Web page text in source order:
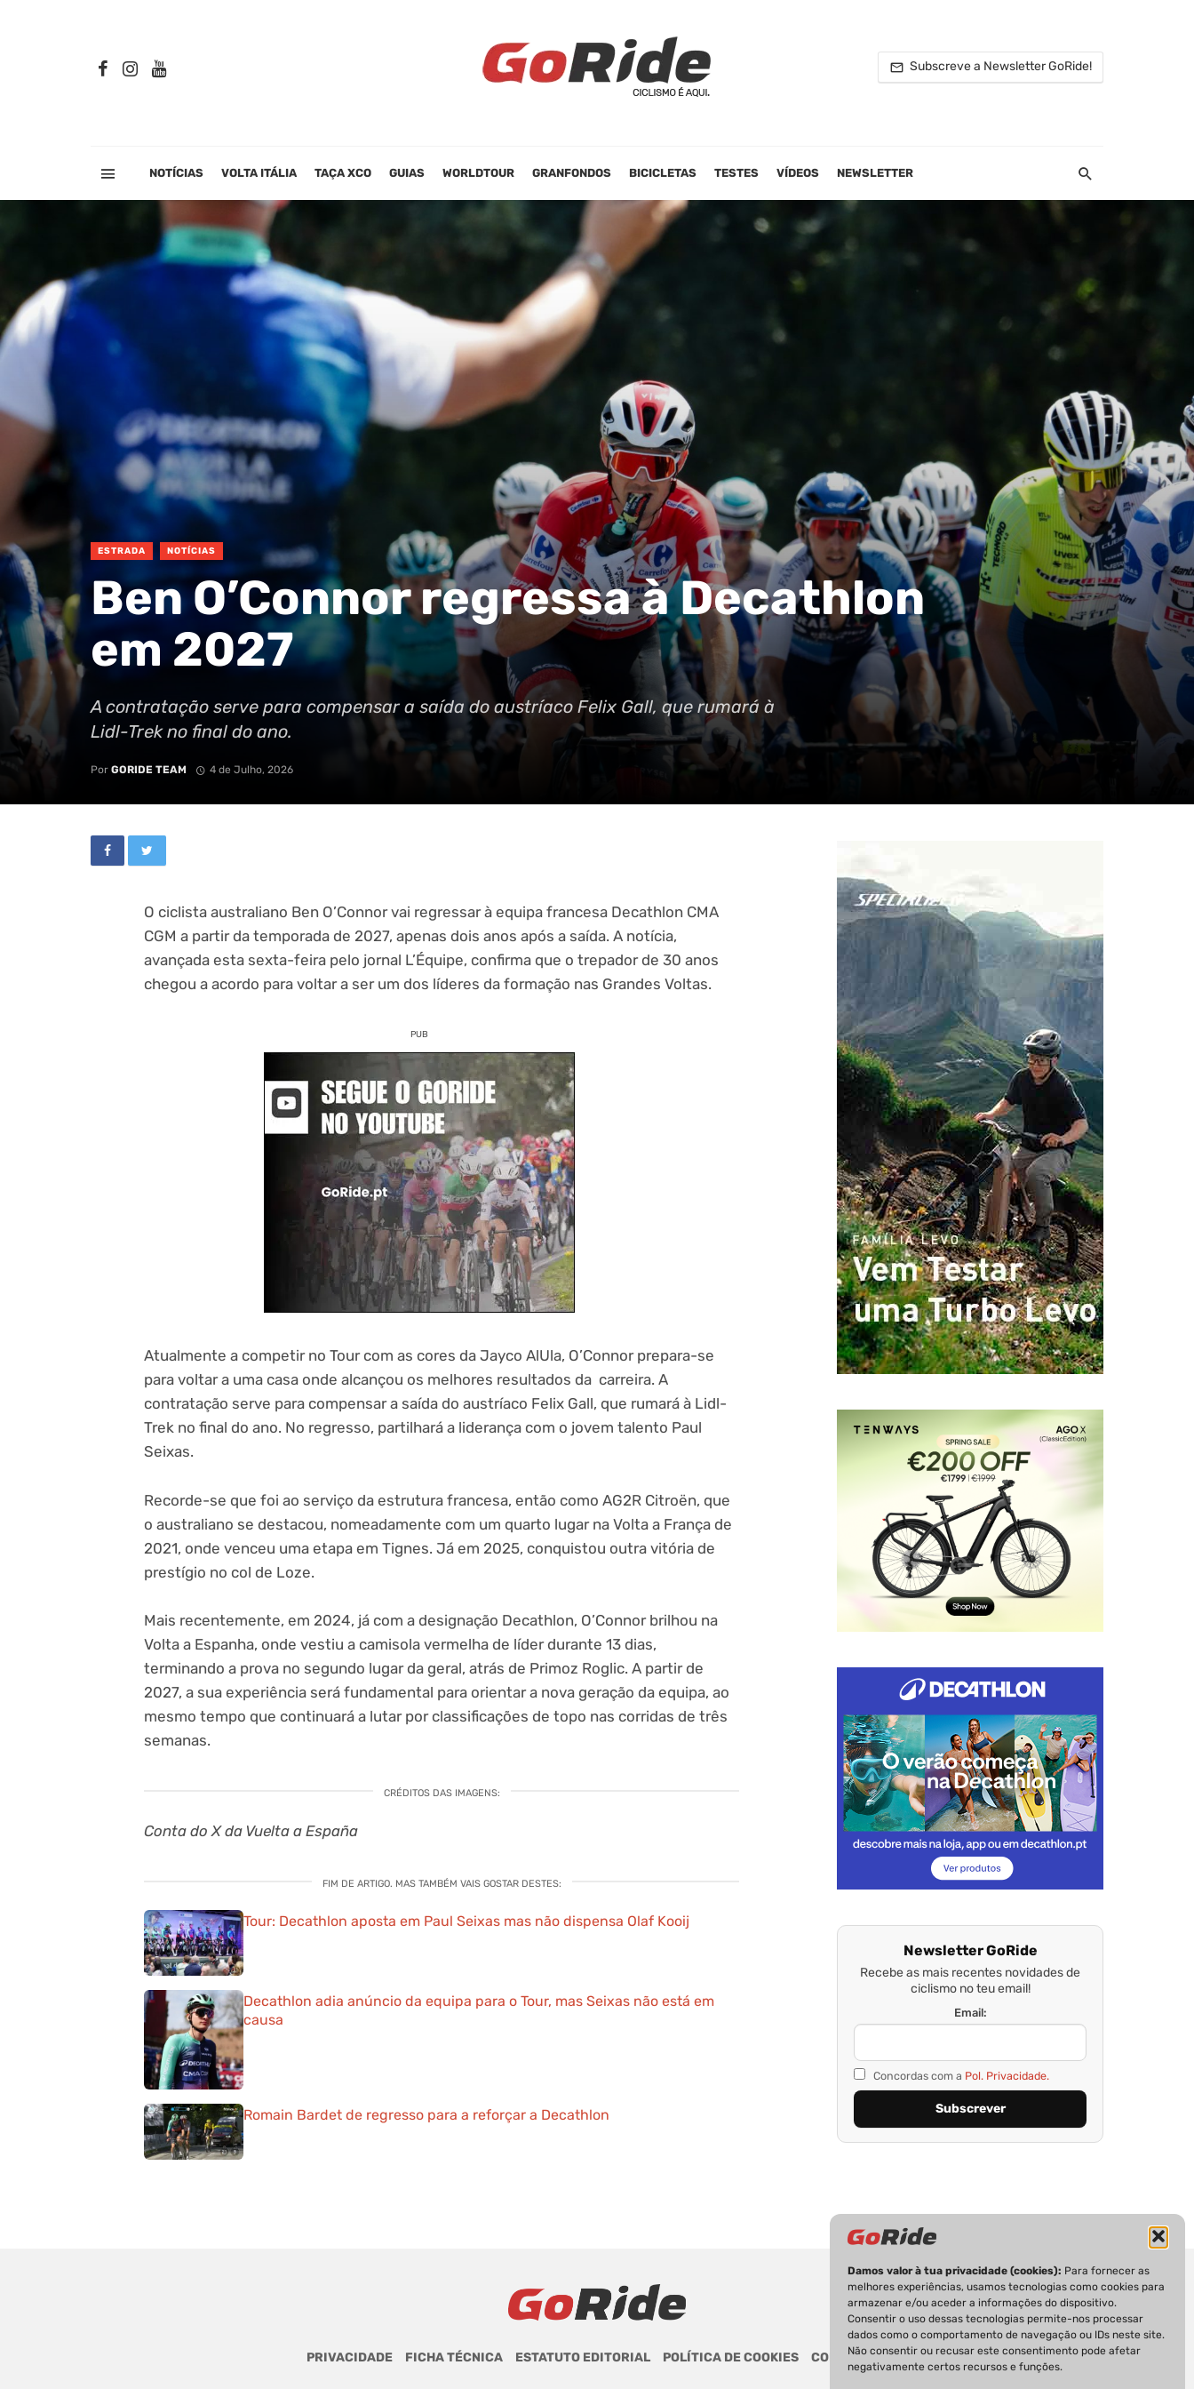
Damos valor à tua privacidade (cookies): Para fornecer as
melhores experiências, usamos tecnologias como cookies para
armazenar e/ou aceder a informações do dispositivo.
Consentir o uso dessas tecnologias permite-nos processar
dados como o comportamento de navegação ou IDs neste site.
Não consentir ou recusar este consentimento pode afetar
negativamente certos recursos e funções.
Subscreve a Newsletter GoRide!
NOTÍCIAS VOLTA ITÁLIA TAÇA XCO GUIAS WORLDTOUR GRANFONDOS BICICLETAS TESTES VÍDEOS NEWSLETTER
ESTRADA NOTÍCIAS
Ben O’Connor regressa à Decathlon
em 2027
A contratação serve para compensar a saída do austríaco Felix Gall, que rumará à
Lidl-Trek no final do ano.
Por GORIDE TEAM 4 de Julho, 2026
O ciclista australiano Ben O’Connor vai regressar à equipa francesa Decathlon CMA
CGM a partir da temporada de 2027, apenas dois anos após a saída. A notícia,
avançada esta sexta-feira pelo jornal L’Équipe, confirma que o trepador de 30 anos
chegou a acordo para voltar a ser um dos líderes da formação nas Grandes Voltas.
PUB
Atualmente a competir no Tour com as cores da Jayco AlUla, O’Connor prepara-se
para voltar a uma casa onde alcançou os melhores resultados da carreira. A
contratação serve para compensar a saída do austríaco Felix Gall, que rumará à Lidl-
Trek no final do ano. No regresso, partilhará a liderança com o jovem talento Paul
Seixas.
Recorde-se que foi ao serviço da estrutura francesa, então como AG2R Citroën, que
o australiano se destacou, nomeadamente com um quarto lugar na Volta a França de
2021, onde venceu uma etapa em Tignes. Já em 2025, conquistou outra vitória de
prestígio no col de Loze.
Mais recentemente, em 2024, já com a designação Decathlon, O’Connor brilhou na
Volta a Espanha, onde vestiu a camisola vermelha de líder durante 13 dias,
terminando a prova no segundo lugar da geral, atrás de Primoz Roglic. A partir de
2027, a sua experiência será fundamental para orientar a nova geração da equipa, ao
mesmo tempo que continuará a lutar por classificações de topo nas corridas de três
semanas.
CRÉDITOS DAS IMAGENS:
Conta do X da Vuelta a España
FIM DE ARTIGO. MAS TAMBÉM VAIS GOSTAR DESTES:
Tour: Decathlon aposta em Paul Seixas mas não dispensa Olaf Kooij
Decathlon adia anúncio da equipa para o Tour, mas Seixas não está em
causa
Romain Bardet de regresso para a reforçar a Decathlon
Newsletter GoRide
Recebe as mais recentes novidades de
ciclismo no teu email!
Email:
Concordas com a Pol. Privacidade.
PRIVACIDADE FICHA TÉCNICA ESTATUTO EDITORIAL POLÍTICA DE COOKIES CONTACTOS